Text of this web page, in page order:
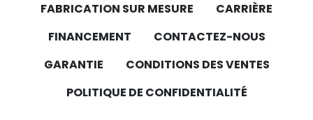
FABRICATION SUR MESURE
CARRIÈRE
FINANCEMENT
CONTACTEZ-NOUS
GARANTIE
CONDITIONS DES VENTES
POLITIQUE DE CONFIDENTIALITÉ